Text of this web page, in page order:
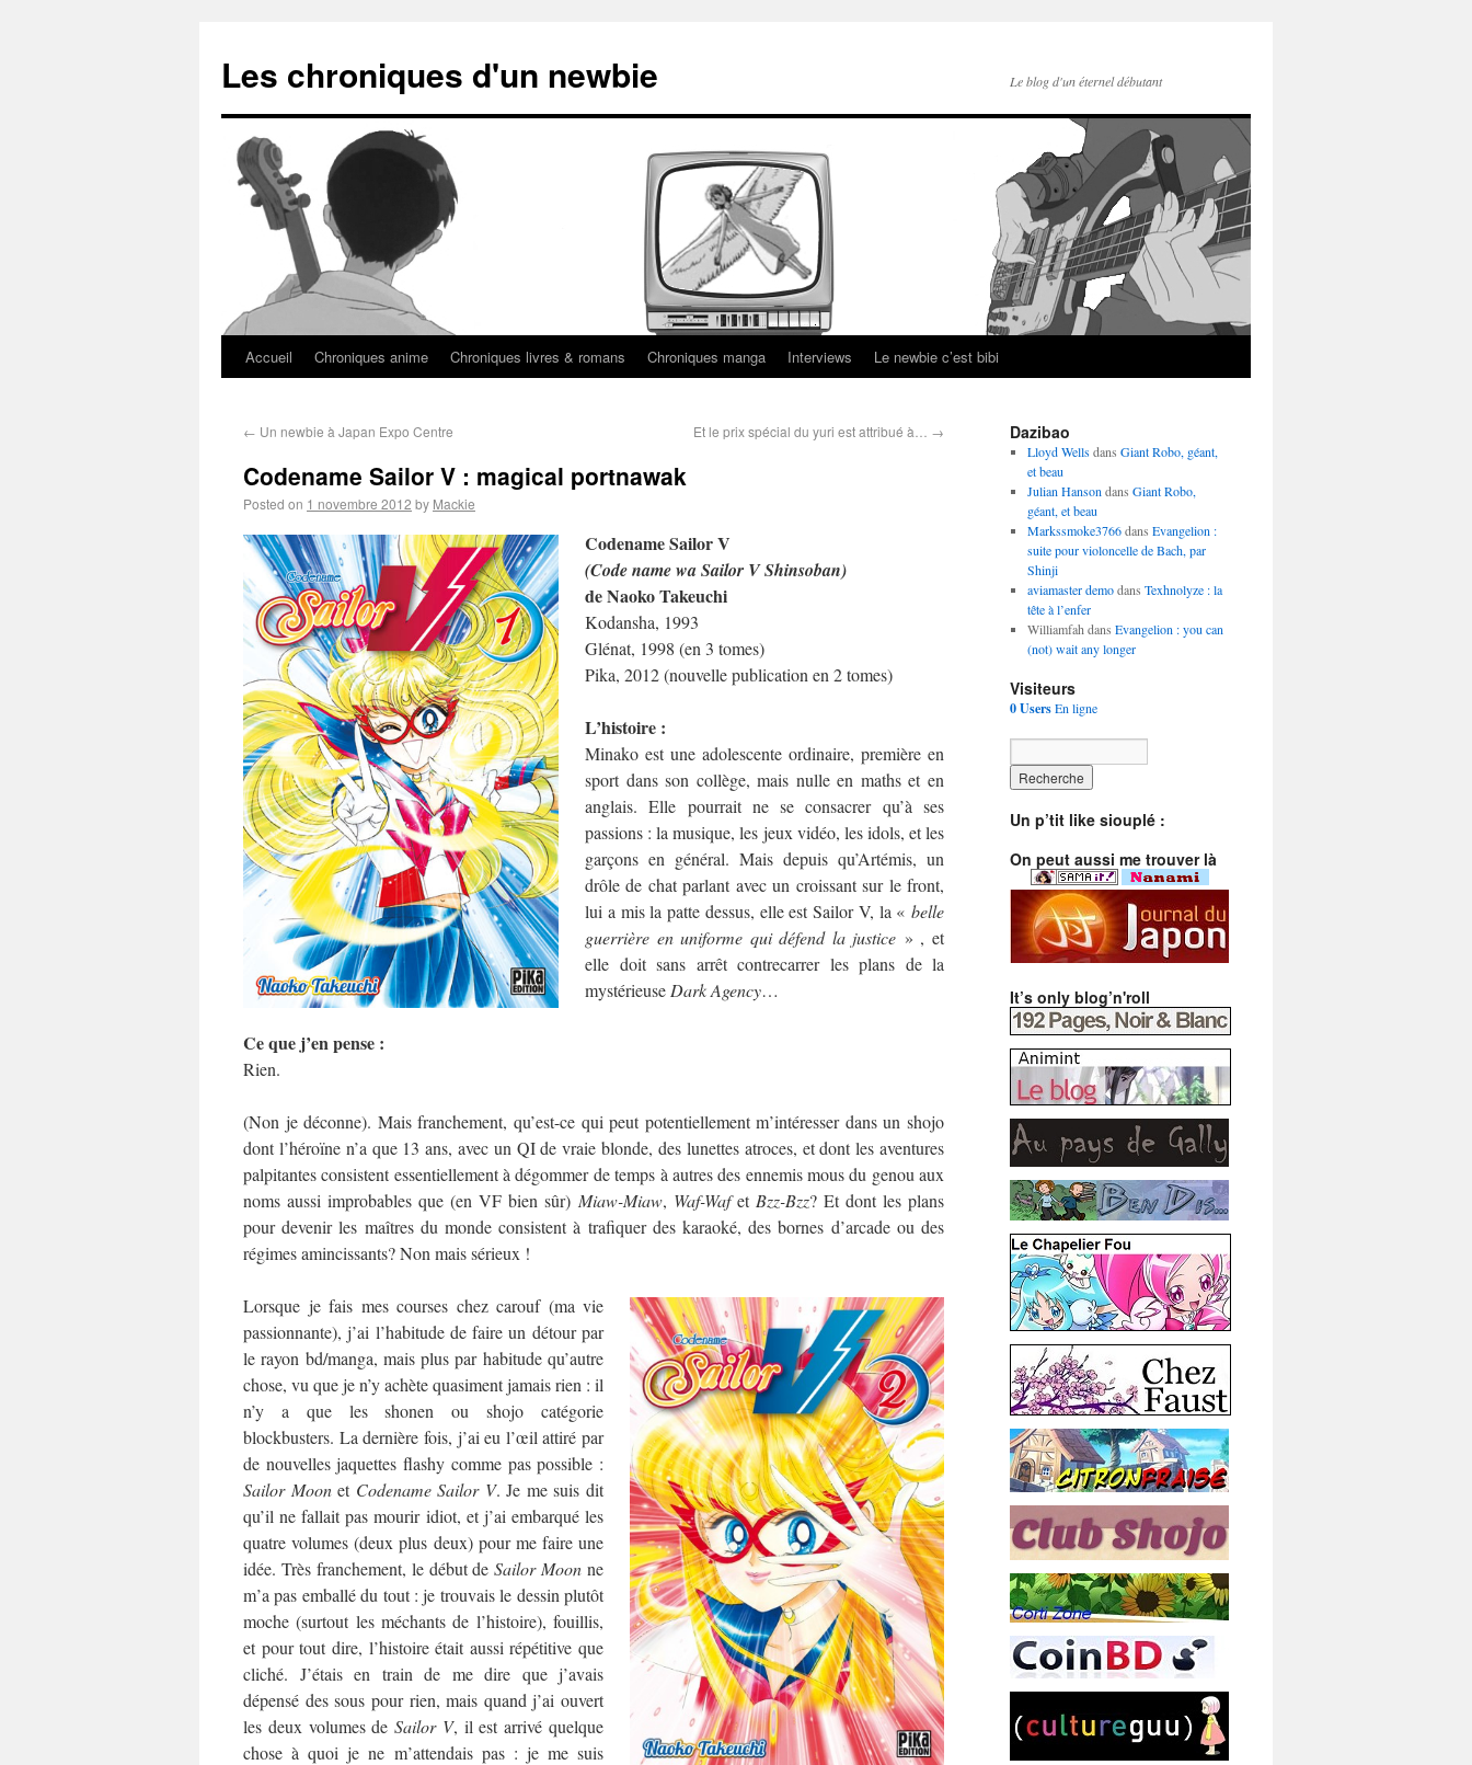
Les chroniques d'un newbie Le blog d'un éternel débutant
Accueil Chroniques anime Chroniques livres & romans Chroniques manga Interviews Le newbie c’est bibi
← Un newbie à Japan Expo Centre Et le prix spécial du yuri est attribué à… →
Codename Sailor V : magical portnawak
Posted on 1 novembre 2012 by Mackie
Codename Sailor V
(Code name wa Sailor V Shinsoban)
de Naoko Takeuchi
Kodansha, 1993
Glénat, 1998 (en 3 tomes)
Pika, 2012 (nouvelle publication en 2 tomes)
L’histoire :
Minako est une adolescente ordinaire, première en
sport dans son collège, mais nulle en maths et en
anglais. Elle pourrait ne se consacrer qu’à ses
passions : la musique, les jeux vidéo, les idols, et les
garçons en général. Mais depuis qu’Artémis, un
drôle de chat parlant avec un croissant sur le front,
lui a mis la patte dessus, elle est Sailor V, la « belle
guerrière en uniforme qui défend la justice » , et
elle doit sans arrêt contrecarrer les plans de la
mystérieuse Dark Agency…
Ce que j’en pense :
Rien.
(Non je déconne). Mais franchement, qu’est-ce qui peut potentiellement m’intéresser dans un shojo
dont l’héroïne n’a que 13 ans, avec un QI de vraie blonde, des lunettes atroces, et dont les aventures
palpitantes consistent essentiellement à dégommer de temps à autres des ennemis mous du genou aux
noms aussi improbables que (en VF bien sûr) Miaw-Miaw, Waf-Wafet Bzz-Bzz? Et dont les plans
pour devenir les maîtres du monde consistent à trafiquer des karaoké, des bornes d’arcade ou des
régimes amincissants? Non mais sérieux !
Lorsque je fais mes courses chez carouf (ma vie
passionnante), j’ai l’habitude de faire un détour par
le rayon bd/manga, mais plus par habitude qu’autre
chose, vu que je n’y achète quasiment jamais rien : il
n’y a que les shonen ou shojo catégorie
blockbusters. La dernière fois, j’ai eu l’œil attiré par
de nouvelles jaquettes flashy comme pas possible :
Sailor Moonet Codename Sailor V. Je me suis dit
qu’il ne fallait pas mourir idiot, et j’ai embarqué les
quatre volumes (deux plus deux) pour me faire une
idée. Très franchement, le début deSailor Moon ne
m’a pas emballé du tout : je trouvais le dessin plutôt
moche (surtout les méchants de l’histoire), fouillis,
et pour tout dire, l’histoire était aussi répétitive que
cliché. J’étais en train de me dire que j’avais
dépensé des sous pour rien, mais quand j’ai ouvert
les deux volumes deSailor V, il est arrivé quelque
chose à quoi je ne m’attendais pas : je me suis
Dazibao
Lloyd Wellsdans Giant Robo, géant,
et beau
Julian Hanson dans Giant Robo,
géant, et beau
Markssmoke3766dans Evangelion :
suite pour violoncelle de Bach, par
Shinji
aviamaster demodans Texhnolyze : la
tête à l’enfer
Williamfah dans Evangelion : you can
(not) wait any longer
Visiteurs
0 UsersEn ligne
Un p’tit like siouplé :
On peut aussi me trouver là
It’s only blog’n'roll